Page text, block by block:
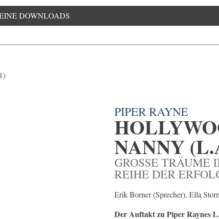
DOWNLOADS
PIPER RAYNE
NANNY
GROSSE TRÄUME
EIHE DER
Erik Borner (Sprecher), Ella
Der Auftakt zu Piper Raynes